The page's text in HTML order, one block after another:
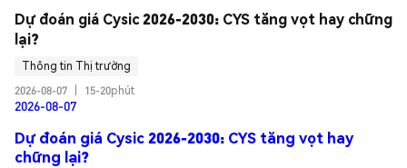
Dự đoán giá Cysic 2026-2030: CYS tăng vọt hay chững
lại?
Thông tin Thị trường
2026-08-07
15-20phút
2026-08-07
Dự đoán giá Cysic 2026-2030: CYS tăng vọt hay
chững lại?